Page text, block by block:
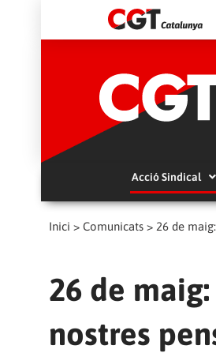
Acció Sindical
Inici > Comunicats > 26 de
26 de
nostres